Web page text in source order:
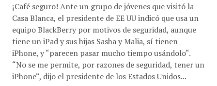
¡Café seguro! Ante un grupo de jóvenes que visitó la
Casa Blanca, el presidente de EE UU indicó que usa un
equipo BlackBerry por motivos de seguridad, aunque
tiene un iPad y sus hijas Sasha y Malia, sí tienen
iPhone, y “parecen pasar mucho tiempo usándolo“.
“No se me permite, por razones de seguridad, tener un
iPhone“, dijo el presidente de los Estados Unidos...